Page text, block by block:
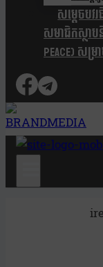
សម្តេចប
សមាជិកស្ថាប
Peace) សម្រ